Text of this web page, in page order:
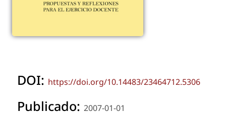
DOI: https://doi.org/10.14483/23464712.5306
Publicado: 2007-01-01